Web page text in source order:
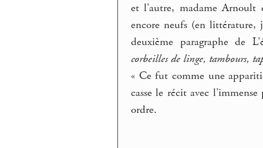
et l’autre, madame Arnoult
encore neufs (en littérature,
deuxième paragraphe de
corbeilles de linge, tambours,
« Ce fut comme une
casse le récit avec
ordre.